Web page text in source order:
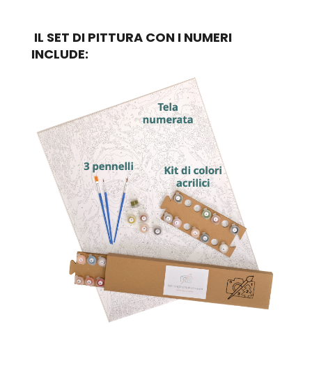
IL SET DI PITTURA CON I NUMERI
INCLUDE: